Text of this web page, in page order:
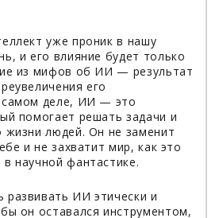
уже проник в нашу
и его влияние будет только
из мифов об ИИ — результат
его
деле, ИИ — это
помогает решать задачи и
жизни людей. Он не заменит
и не захватит мир, как это
научной фантастике.
ИИ этически и
он оставался инструментом,